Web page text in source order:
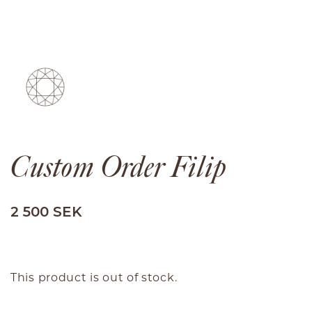
Custom Order Filip
2 500 SEK
This product is out of stock.